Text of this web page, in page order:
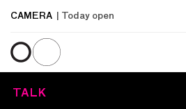
CAMERA | Today open
TALK